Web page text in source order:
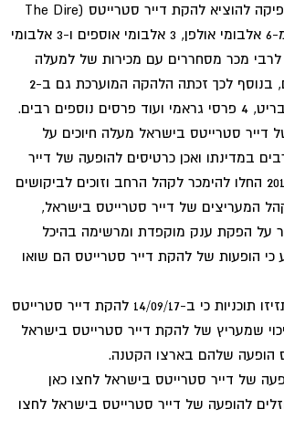
במהלך הקריירה הספיקה להוציא להקת דייר סטרייטס (The Dire
Straits) לא פחות מ-6 אלבומי אולפן, 3 אלבומי אוספים ו-3 אלבומי
לרבי מכר מסחררים עם מכירות של למעלה
מ-120 מיליון עותקים, בנוסף לכך זכתה הלהקה המוערכת גם ב-2
דייר סטרייטס בישראל מעלה חיוכים על
במדינתו ואכן כרטיסים להופעה של דייר
סטרייטס בישראל 2017 החלו להימכר לקהל הרחב וזוכים לביקושים
המעריצים של דייר סטרייטס בישראל,
על הפקת ענק מוקפדת ומרשימה בהיכל
כי הופעות של להקת דייר סטרייטס הם שואו
אז תפנו את היומן ותזיזו תוכניות כי ב-14/09/17 להקת דייר סטרייטס
שמעריץ של להקת דייר סטרייטס בישראל
הופעה שלהם בארצו הקטנה.
של דייר סטרייטס בישראל לחצו כאן
להופעה של דייר סטרייטס בישראל לחצו